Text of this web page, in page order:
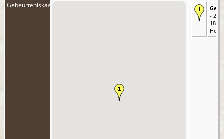
Gebeurteniskaart
- 25
1866